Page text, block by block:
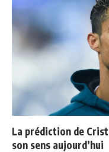
La prédiction de
son sens aujourd’hui